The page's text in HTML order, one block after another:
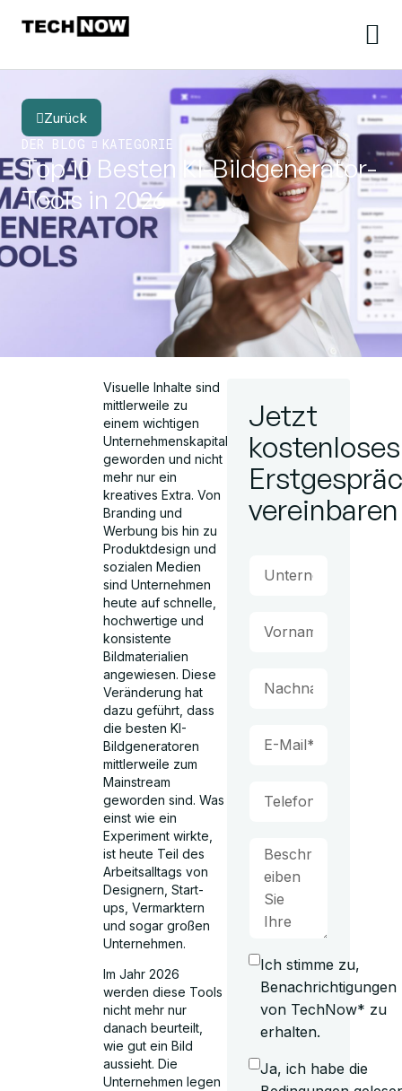
Zurück
DER BLOG
KATEGORIE
Top 10 Besten KI-Bildgenerator-
Tools in 2026
Visuelle Inhalte sind
mittlerweile zu
einem wichtigen
Unternehmenskapital
geworden und nicht
mehr nur ein
kreatives Extra. Von
Branding und
Werbung bis hin zu
Produktdesign und
sozialen Medien
sind Unternehmen
heute auf schnelle,
hochwertige und
konsistente
Bildmaterialien
angewiesen. Diese
Veränderung hat
dazu geführt, dass
die besten KI-
Bildgeneratoren
mittlerweile zum
Mainstream
geworden sind. Was
einst wie ein
Experiment wirkte,
ist heute Teil des
Arbeitsalltags von
Designern, Start-
ups, Vermarktern
und sogar großen
Unternehmen.
Im Jahr 2026
werden diese Tools
nicht mehr nur
danach beurteilt,
wie gut ein Bild
aussieht. Die
Unternehmen legen
Jetzt
kostenloses
vereinbaren
Ich stimme zu,
Benachrichtigungen
von TechNow* zu
erhalten.
Ja, ich habe die